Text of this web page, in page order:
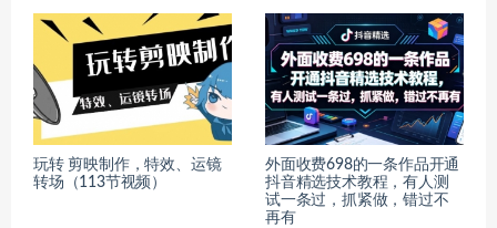
玩转 剪映制作，特效、运镜
转场（113节视频）
外面收费698的一条作品开通
抖音精选技术教程，有人测
试一条过，抓紧做，错过不
再有